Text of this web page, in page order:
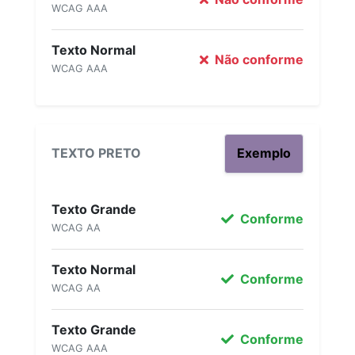
WCAG AAA
Texto Normal
WCAG AAA
Não conforme
TEXTO PRETO Exemplo
Texto Grande
WCAG AA
Conforme
Texto Normal
WCAG AA
Conforme
Texto Grande
WCAG AAA
Conforme